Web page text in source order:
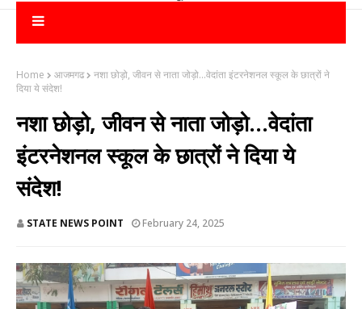
Home आजमगढ
नशा छोड़ो, जीवन से नाता जोड़ो...वेदांता इंटरनेशनल स्कूल के छात्रों ने
दिया ये संदेश!
नशा छोड़ो, जीवन से नाता जोड़ो...वेदांता
इंटरनेशनल स्कूल के छात्रों ने दिया ये
संदेश!
STATE NEWS POINT February 24, 2025